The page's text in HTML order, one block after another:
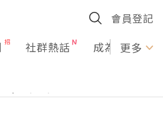
會員登記
社群熱話 成為U更多